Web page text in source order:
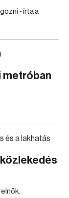
- írta a
metróban